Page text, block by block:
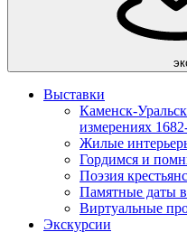
Выставки
Каменск-
измерениях
Жилые
Гордимся и
Поэзия
Памятные даты
Виртуальные
Экскурсии